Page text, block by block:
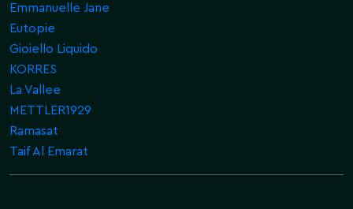
Emmanuelle Jane
Eutopie
Gioiello Liquido
KORRES
La Vallee
METTLER1929
Ramasat
Taif Al Emarat